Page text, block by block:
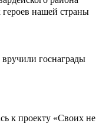
героев нашей страны
госнаграды
к проекту «Своих не